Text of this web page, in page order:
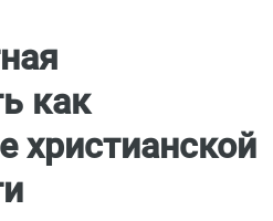
как
христианской